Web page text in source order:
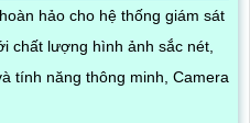
hảo cho hệ thống giám sát
tính năng thông minh, Camera